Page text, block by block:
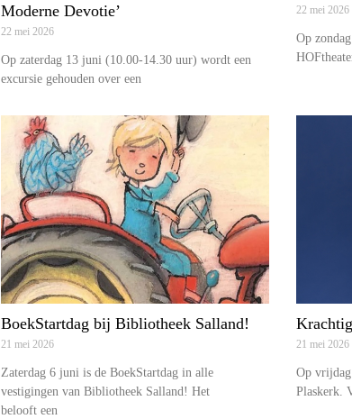
Moderne Devotie’
22 mei 2026
Op zaterdag 13 juni (10.00-14.30 uur) wordt een
excursie gehouden over een
22 mei 2026
Op
BoekStartdag bij Bibliotheek Salland!
21 mei 2026
Zaterdag 6 juni is de BoekStartdag in alle
vestigingen van Bibliotheek Salland! Het
belooft een
21 mei 2026
Op
Plaskerk.